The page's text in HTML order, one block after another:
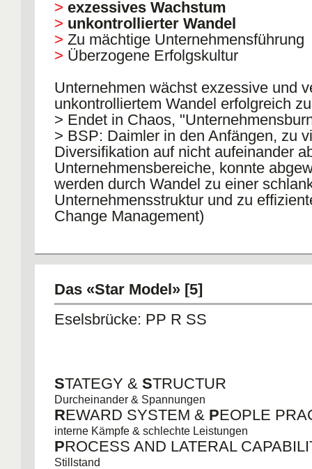
> exzessives Wachstum
> unkontrollierter Wandel
> Zu mächtige Unternehmensführung
> Überzogene Erfolgskultur
Unternehmen wächst exzessive und
unkontrolliertem Wandel erfolgreich
> Endet in Chaos,
> BSP: Daimler in den Anfängen, zu
Diversifikation auf nicht aufeinander
Unternehmensbereiche, konnte
werden durch Wandel zu einer
Unternehmensstruktur und zu
Change Management)
Das «Star Model» [5]
Eselsbrücke: PP R SS
STATEGY & STRUCTUR
Durcheinander & Spannungen
REWARD SYSTEM & PEOPLE
interne Kämpfe & schlechte Leistungen
PROCESS AND LATERAL
Stillstand